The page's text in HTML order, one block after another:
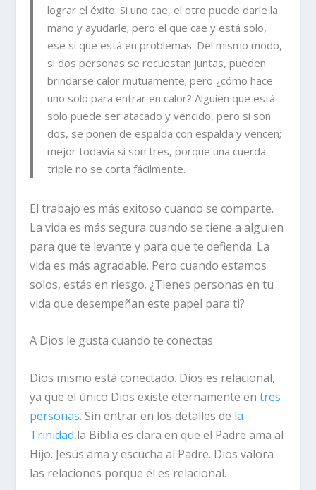
lograr el éxito. Si uno cae, el otro puede darle la
mano y ayudarle; pero el que cae y está solo,
ese sí que está en problemas. Del mismo modo,
si dos personas se recuestan juntas, pueden
brindarse calor mutuamente; pero ¿cómo hace
uno solo para entrar en calor? Alguien que está
solo puede ser atacado y vencido, pero si son
dos, se ponen de espalda con espalda y vencen;
mejor todavía si son tres, porque una cuerda
triple no se corta fácilmente.
El trabajo es más exitoso cuando se comparte.
La vida es más segura cuando se tiene a alguien
para que te levante y para que te defienda. La
vida es más agradable. Pero cuando estamos
solos, estás en riesgo. ¿Tienes personas en tu
vida que desempeñan este papel para ti?
A Dios le gusta cuando te conectas
Dios mismo está conectado. Dios es relacional,
ya que el único Dios existe eternamente entres
personas. Sin entrar en los detalles de la
Trinidad,la Biblia es clara en que el Padre ama al
Hijo. Jesús ama y escucha al Padre. Dios valora
las relaciones porque él es relacional.